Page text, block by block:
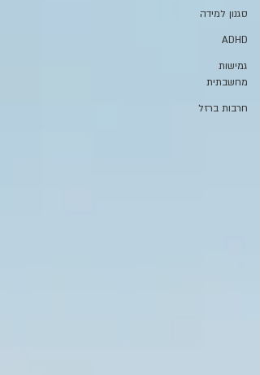
סגנון למידה
ADHD
גמישות
מחשבתית
חרבות ברזל